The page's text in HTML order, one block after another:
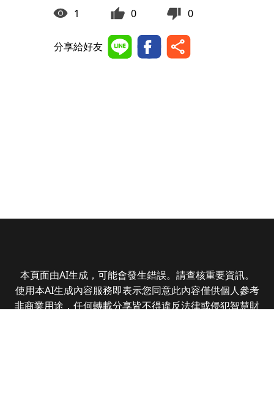
1 0 0
分享給好友
本頁面由AI生成，可能會發生錯誤。請查核重要資訊。
使用本AI生成內容服務即表示您同意此內容僅供個人參考
非商業用途，任何轉載分享皆不得違反法律或侵犯智慧財